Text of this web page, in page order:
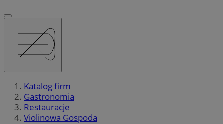
Katalog firm
Gastronomia
Restauracje
Violinowa Gospoda